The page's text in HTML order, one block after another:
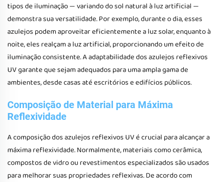
tipos de iluminação — variando do sol natural à luz artificial —
demonstra sua versatilidade. Por exemplo, durante o dia, esses
azulejos podem aproveitar eficientemente a luz solar, enquanto à
noite, eles realçam a luz artificial, proporcionando um efeito de
iluminação consistente. A adaptabilidade dos azulejos reflexivos
UV garante que sejam adequados para uma ampla gama de
ambientes, desde casas até escritórios e edifícios públicos.
Composição de Material para Máxima
Reflexividade
A composição dos azulejos reflexivos UV é crucial para alcançar a
máxima reflexividade. Normalmente, materiais como cerâmica,
compostos de vidro ou revestimentos especializados são usados
para melhorar suas propriedades reflexivas. De acordo com